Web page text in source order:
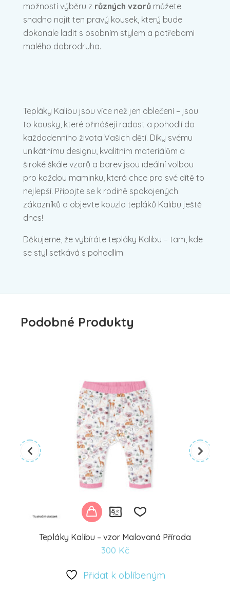
možností výběru z různých vzorů můžete
snadno najít ten pravý kousek, který bude
dokonale ladit s osobním stylem a potřebami
malého dobrodruha.
Tepláky Kalibu jsou více než jen oblečení – jsou
to kousky, které přinášejí radost a pohodlí do
každodenního života Vašich dětí. Díky svému
unikátnímu designu, kvalitním materiálům a
široké škále vzorů a barev jsou ideální volbou
pro každou maminku, která chce pro své dítě to
nejlepší. Připojte se k rodině spokojených
zákazníků a objevte kouzlo tepláků Kalibu ještě
dnes!
Děkujeme, že vybíráte tepláky Kalibu – tam, kde
se styl setkává s pohodlím.
Podobné Produkty
Tepláky Kalibu – vzor Malovaná Příroda
300 Kč
k
Přidat k oblíbeným